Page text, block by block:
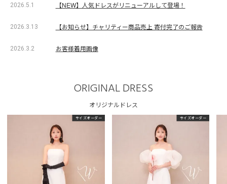
2026.5.1 【NEW】人気ドレスがリニューアルして登場！
2026.3.13 【お知らせ】チャリティー商品売上 寄付完了のご報告
2026.3.2 お客様着用画像
ORIGINAL DRESS
オリジナルドレス
サイズオーダー サイズオーダー